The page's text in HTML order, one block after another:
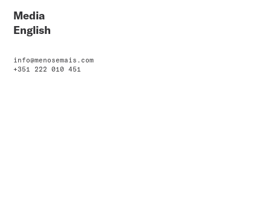
Media
English
info@menosemais.com
+351 222 010 451